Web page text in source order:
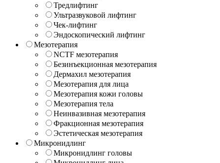
Тредлифтинг
Ультразвуковой лифтинг
Чек-лифтинг
Эндоскопический лифтинг
Мезотерапия
NCTF мезотерапия
Безинъекционная мезотерапия
Дермахил мезотерапия
Мезотерапия для лица
Мезотерапия кожи головы
Мезотерапия тела
Неинвазивная мезотерапия
Фракционная мезотерапия
Эстетическая мезотерапия
Микронидлинг
Микронидлинг головы